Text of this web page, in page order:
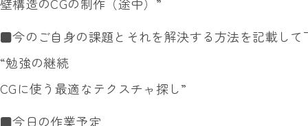
■今のご自身の課題とそれを解決する方法を記載して
“勉強の継続
CGに使う最適なテクスチャ探し”
■今日の作業予定